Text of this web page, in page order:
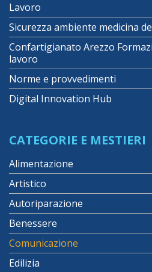
Lavoro
Sicurezza ambiente medicina
Confartigianato Arezzo
lavoro
Norme e provvedimenti
Digital Innovation Hub
CATEGORIE E MESTIERI
Alimentazione
Artistico
Autoriparazione
Benessere
Comunicazione
Edilizia